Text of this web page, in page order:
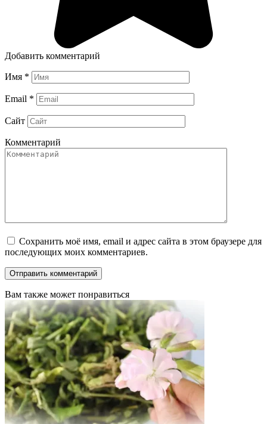
Добавить комментарий
Имя *
Email *
Сайт
Комментарий
Сохранить моё имя, email и адрес сайта в этом браузере для
последующих моих комментариев.
Вам также может понравиться